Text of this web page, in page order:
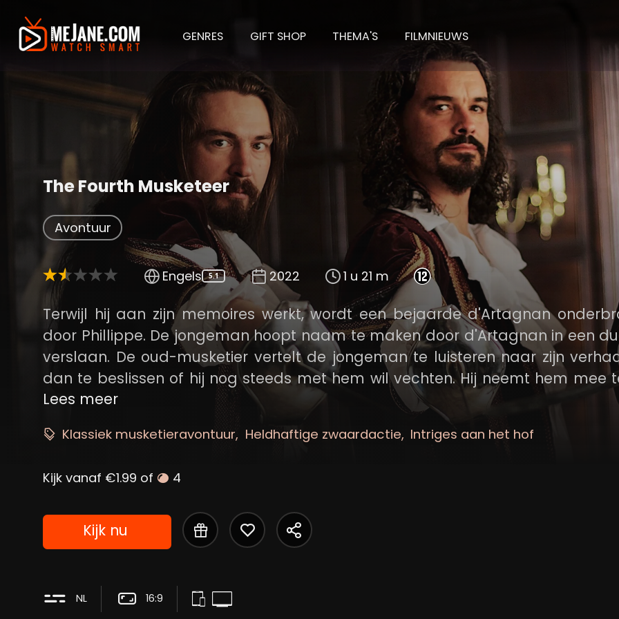
GENRES GIFT SHOP THEMA'S FILMNIEUWS
The Fourth Musketeer
Avontuur
Engels 5.1 2022 1 u 21 m
Terwijl hij aan zijn memoires werkt, wordt een bejaarde d'Artagnan
door Phillippe. De jongeman hoopt naam te maken door d'Artagnan in een
verslaan. De oud-musketier vertelt de jongeman te luisteren naar zijn
dan te beslissen of hij nog steeds met hem wil vechten. Hij neemt hem mee
naar 1625, toen d'Artagnan op jonge leeftijd naar Parijs reisde in opdracht
vader. Daar raakte hij verwikkeld in een duister complot tussen de musketiers
de koning en de bewakers van kardinaal de Richelieu.
Lees meer
Klassiek musketieravontuur Heldhaftige zwaardactie Intriges aan het hof
Kijk vanaf €1.99 of 4
Kijk nu
NL 16:9